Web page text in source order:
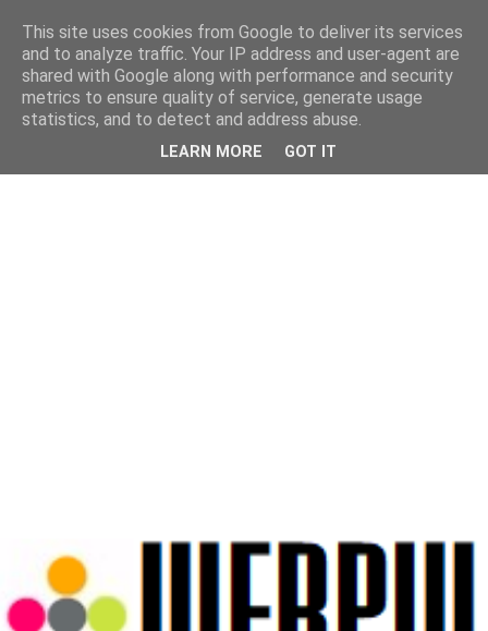
This site uses cookies from Google to deliver its services
and to analyze traffic. Your IP address and user-agent are
shared with Google along with performance and security
metrics to ensure quality of service, generate usage
statistics, and to detect and address abuse.
LEARN MORE GOT IT